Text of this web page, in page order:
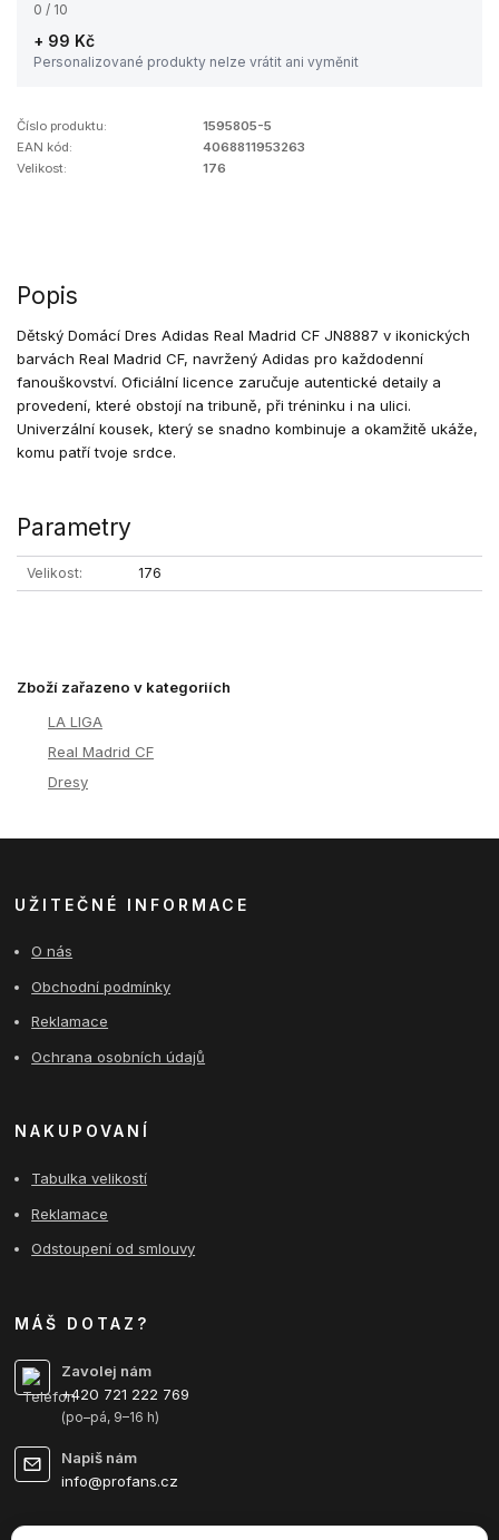
0 / 10
+ 99 Kč
Personalizované produkty nelze vrátit ani vyměnit
Číslo produktu:
1595805-5
EAN kód:
4068811953263
Velikost:
176
Popis
Dětský Domácí Dres Adidas Real Madrid CF JN8887 v ikonických
barvách Real Madrid CF, navržený Adidas pro každodenní
fanouškovství. Oficiální licence zaručuje autentické detaily a
provedení, které obstojí na tribuně, při tréninku i na ulici.
Univerzální kousek, který se snadno kombinuje a okamžitě ukáže,
komu patří tvoje srdce.
Parametry
Velikost 176
Zboží zařazeno v kategoriích
LA LIGA
Real Madrid CF
Dresy
UŽITEČNÉ INFORMACE
O nás
Obchodní podmínky
Reklamace
Ochrana osobních údajů
NAKUPOVANÍ
Tabulka velikostí
Reklamace
Odstoupení od smlouvy
MÁŠ DOTAZ?
Zavolej nám
+420 721 222 769
(po–pá, 9–16 h)
Napiš nám
info@profans.cz